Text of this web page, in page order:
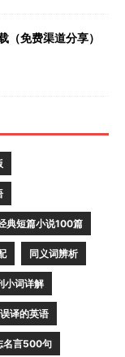
免费渠道分享）
典短篇小说100篇
同义词辨析
小词详解
译的英语
名言500句